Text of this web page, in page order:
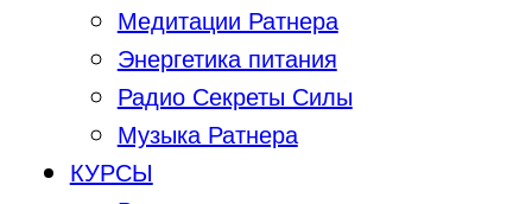
Медитации Ратнера
Энергетика питания
Радио Секреты Силы
Музыка Ратнера
КУРСЫ